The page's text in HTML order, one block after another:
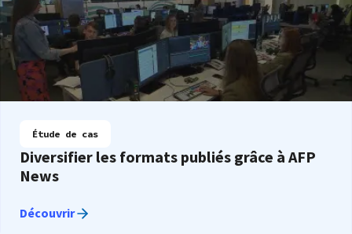
Étude de cas
Diversifier les formats publiés grâce à AFP
News
Découvrir